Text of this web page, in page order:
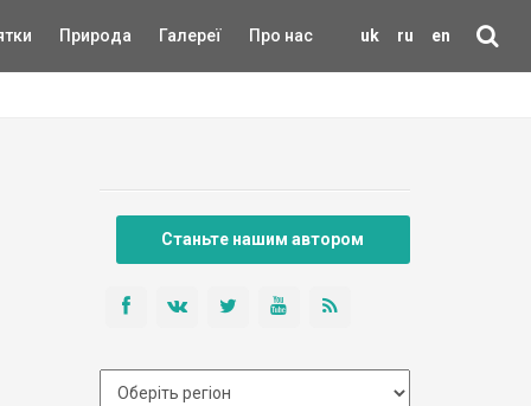
uk ru en
Природа Галереї Про нас
Станьте нашим автором